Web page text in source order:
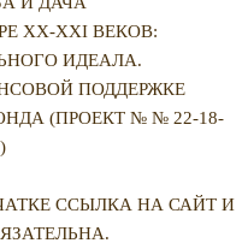
XX-XXI ВЕКОВ:
ИДЕАЛА.
ПОДДЕРЖКЕ
(ПРОЕКТ № № 22-18-
ССЫЛКА НА САЙТ И